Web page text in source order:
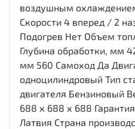
воздушным
Скорости 4 вперед / 2
Подогрев Нет Объем
Глубина обработки, мм
мм 560 Самоход Да
одноцилиндровый Тип
двигателя Бензиновый
688 х 688 х 688
Латвия Страна